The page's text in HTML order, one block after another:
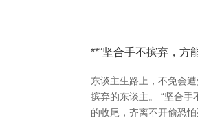
**“坚合手不摈弃，方
东谈主生路上，不免会
摈弃的东谈主。 “坚合
的收尾，齐离不开偷恐